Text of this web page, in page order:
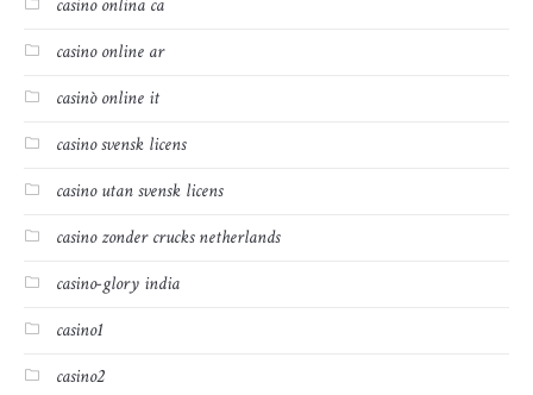
casino onlina ca
casino online ar
casinò online it
casino svensk licens
casino utan svensk licens
casino zonder crucks netherlands
casino-glory india
casino1
casino2